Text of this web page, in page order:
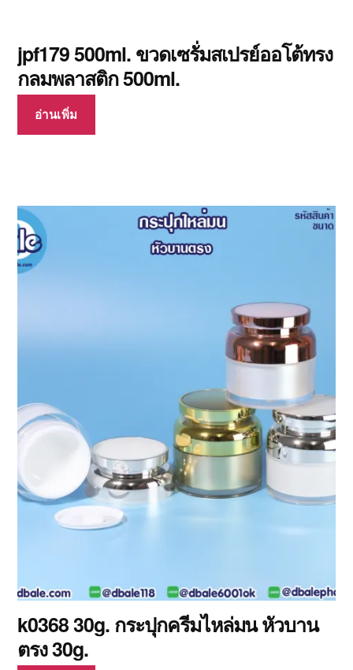
jpf179 500ml. ขวดเซรั่มสเปรย์ออโต้ทรง
กลมพลาสติก 500ml.
อ่านเพิ่ม
k0368 30g. กระปุกครีมไหล่มน หัวบาน
ตรง 30g.